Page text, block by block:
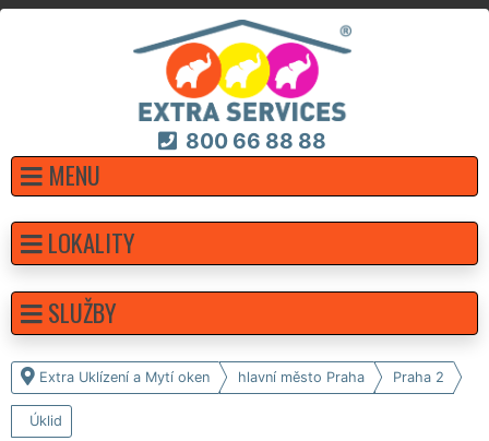
800 66 88 88
MENU
Extra Uklízení a Mytí oken hlavní město Praha Praha 2
Úklid
LOKALITY
SLUŽBY